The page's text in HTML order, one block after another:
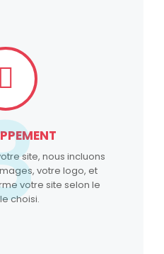
site, nous incluons
votre logo, et
votre site selon le
choisi.